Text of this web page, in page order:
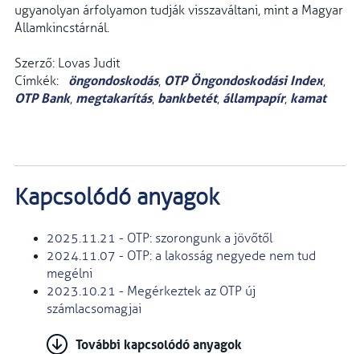
ugyanolyan árfolyamon tudják visszaváltani, mint a Magyar
Államkincstárnál.
Szerző: Lovas Judit
Címkék:
öngondoskodás, OTP Öngondoskodási Index,
OTP Bank, megtakarítás, bankbetét, állampapír, kamat
Kapcsolódó anyagok
2025.11.21 - OTP: szorongunk a jövőtől
2024.11.07 - OTP: a lakosság negyede nem tud
megélni
2023.10.21 - Megérkeztek az OTP új
számlacsomagjai
További kapcsolódó anyagok